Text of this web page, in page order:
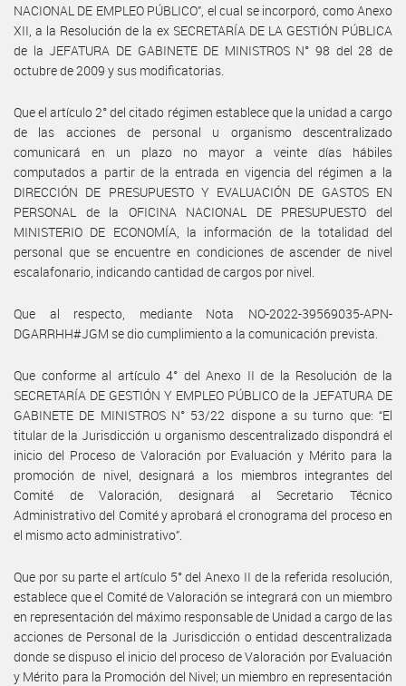
NACIONAL DE EMPLEO PÚBLICO”, el cual se incorporó, como Anexo
XII, a la Resolución de la ex SECRETARÍA DE LA GESTIÓN PÚBLICA
de la JEFATURA DE GABINETE DE MINISTROS N° 98 del 28 de
octubre de 2009 y sus modificatorias.
Que el artículo 2° del citado régimen establece que la unidad a cargo
de las acciones de personal u organismo descentralizado
comunicará en un plazo no mayor a veinte días hábiles
computados a partir de la entrada en vigencia del régimen a la
DIRECCIÓN DE PRESUPUESTO Y EVALUACIÓN DE GASTOS EN
PERSONAL de la OFICINA NACIONAL DE PRESUPUESTO del
MINISTERIO DE ECONOMÍA, la información de la totalidad del
personal que se encuentre en condiciones de ascender de nivel
escalafonario, indicando cantidad de cargos por nivel.
Que al respecto, mediante Nota NO-2022-39569035-APN-
DGARRHH#JGM se dio cumplimiento a la comunicación prevista.
Que conforme al artículo 4° del Anexo II de la Resolución de la
SECRETARÍA DE GESTIÓN Y EMPLEO PÚBLICO de la JEFATURA DE
GABINETE DE MINISTROS N° 53/22 dispone a su turno que: “El
titular de la Jurisdicción u organismo descentralizado dispondrá el
inicio del Proceso de Valoración por Evaluación y Mérito para la
promoción de nivel, designará a los miembros integrantes del
Comité de Valoración, designará al Secretario Técnico
Administrativo del Comité y aprobará el cronograma del proceso en
el mismo acto administrativo”.
Que por su parte el artículo 5° del Anexo II de la referida resolución,
establece que el Comité de Valoración se integrará con un miembro
en representación del máximo responsable de Unidad a cargo de las
acciones de Personal de la Jurisdicción o entidad descentralizada
donde se dispuso el inicio del proceso de Valoración por Evaluación
y Mérito para la Promoción del Nivel; un miembro en representación